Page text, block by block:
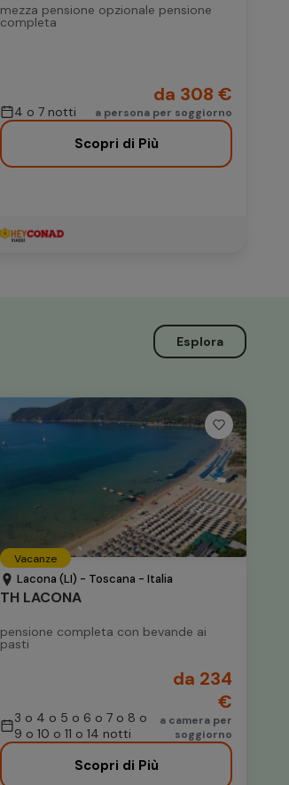
mezza pensione opzionale pensione
completa
4 o 7 notti
da 308 €
a persona per soggiorno
Scopri di Più
Esplora
Vacanze
Lacona (LI) - Toscana - Italia
TH LACONA
pensione completa con bevande ai
pasti
3 o 4 o 5 o 6 o 7 o 8 o
9 o 10 o 11 o 14 notti
da 234
€
a camera per
soggiorno
Scopri di Più